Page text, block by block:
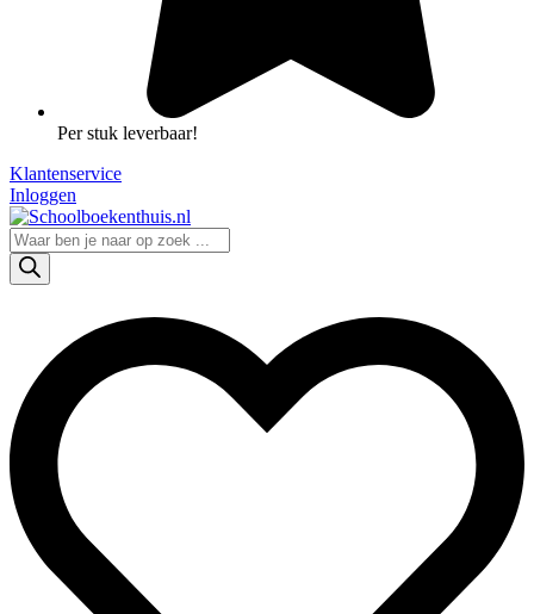
Per stuk leverbaar!
Klantenservice
Inloggen
Producten
zoeken